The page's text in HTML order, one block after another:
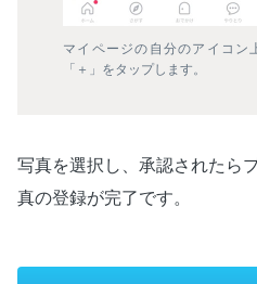
マイページの自分のアイコン
「＋」をタップします。
写真を選択し、承認されたら
真の登録が完了です。